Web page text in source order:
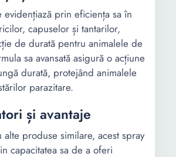
evidențiază prin eficiența sa în
capuselor și tantarilor,
de durată pentru animalele de
sa avansată asigură o acțiune
durată, protejând animalele
parazitare.
și avantaje
alte produse similare, acest spray
capacitatea sa de a oferi